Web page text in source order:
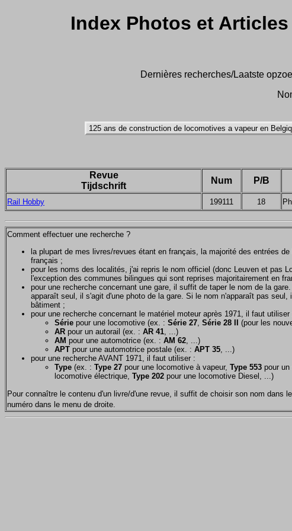
Index Photos et
Dernières recherches/Laatste
Revue
Tijdschrift
Num P/B
Rail Hobby 199111 18
Comment effectuer une recherche ?
la plupart de mes livres/revues étant en français, la majorité des entrées
français ;
pour les noms des localités, j'ai repris le nom officiel (donc Leuven et pas
l'exception des communes bilingues qui sont reprises majoritairement en
pour une recherche concernant une gare, il suffit de taper le nom de la
apparaît seul, il s'agit d'une photo de la gare. Si le nom n'apparaît pas seul,
bâtiment ;
pour une recherche concernant le matériel moteur après 1971, il faut utiliser
Série pour une locomotive (ex. : Série 27 Série 28 II
(pour les
AR pour un autorail (ex. : AR 41 , ...)
AM pour une automotrice (ex. : AM 62 , ...)
APT pour une automotrice postale (ex. : APT 35 , ...)
pour une recherche AVANT 1971, il faut utiliser :
Type (ex. : Type 27 pour une locomotive à vapeur, Type 553 pour un
locomotive électrique, Type 202 pour une locomotive Diesel, ...)
Pour connaître le contenu d'un livre/d'une revue, il suffit de choisir son nom dans
numéro dans le menu de droite.